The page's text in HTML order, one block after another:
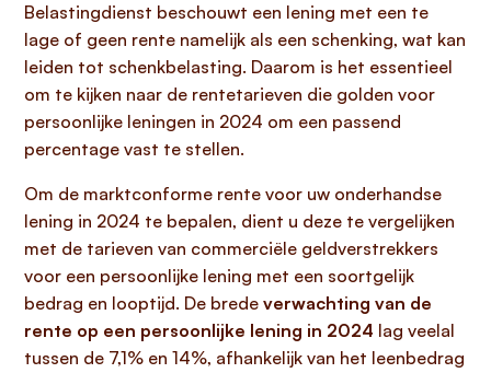
Belastingdienst beschouwt een lening met een te
lage of geen rente namelijk als een schenking, wat kan
leiden tot schenkbelasting. Daarom is het essentieel
om te kijken naar de rentetarieven die golden voor
persoonlijke leningen in 2024 om een passend
percentage vast te stellen.
Om de marktconforme rente voor uw onderhandse
lening in 2024 te bepalen, dient u deze te vergelijken
met de tarieven van commerciële geldverstrekkers
voor een persoonlijke lening met een soortgelijk
bedrag en looptijd. De brede verwachting van de
rente op een persoonlijke lening in 2024 lag veelal
tussen de 7,1% en 14%, afhankelijk van het leenbedrag